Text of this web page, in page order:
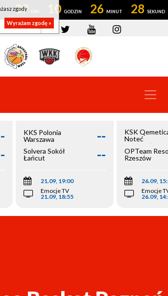
39 10 26 28
KKS Polonia
Warszawa
--
Solvera Sokół
Łańcut
--
21.09, 19:00
Emocje TV
21.09, 18:55
KSK
Noteć
Inowrocław
OPTeam
Rzeszów
26.09,
Emocje
26.09,
zgody
Wyrażam zgodę »